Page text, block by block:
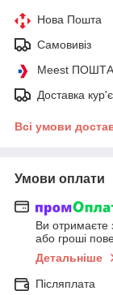
Нова Пошта
Самовивіз
Meest ПОШТА
Доставка
Всі умови
Умови оплати
Ви отримаєте
або гроші
Детальніше
Післяплата